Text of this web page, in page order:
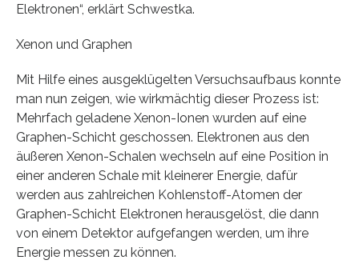
Elektronen“, erklärt Schwestka.
Xenon und Graphen
Mit Hilfe eines ausgeklügelten Versuchsaufbaus konnte
man nun zeigen, wie wirkmächtig dieser Prozess ist:
Mehrfach geladene Xenon-Ionen wurden auf eine
Graphen-Schicht geschossen. Elektronen aus den
äußeren Xenon-Schalen wechseln auf eine Position in
einer anderen Schale mit kleinerer Energie, dafür
werden aus zahlreichen Kohlenstoff-Atomen der
Graphen-Schicht Elektronen herausgelöst, die dann
von einem Detektor aufgefangen werden, um ihre
Energie messen zu können.